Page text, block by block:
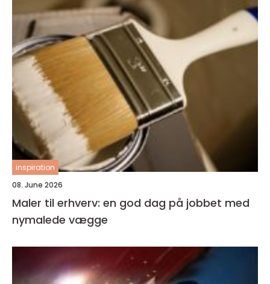
inspiration
08. June 2026
Maler til erhverv: en god dag på jobbet med
nymalede vægge